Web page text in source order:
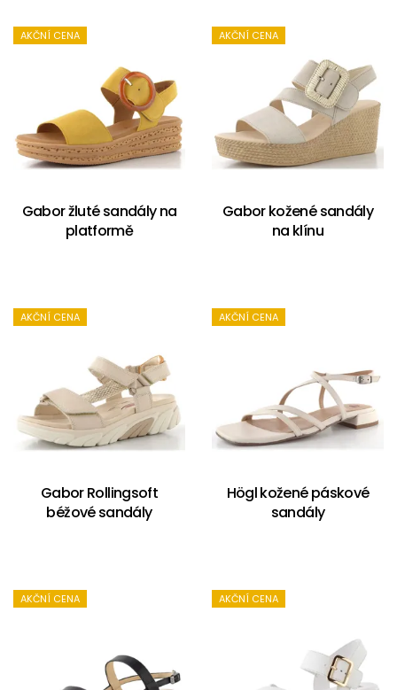
AKČNÍ CENA
Gabor žluté sandály na
platformě
AKČNÍ CENA
Gabor kožené sandály
na klínu
AKČNÍ CENA
Gabor Rollingsoft
béžové sandály
AKČNÍ CENA
Högl kožené páskové
sandály
AKČNÍ CENA AKČNÍ CENA